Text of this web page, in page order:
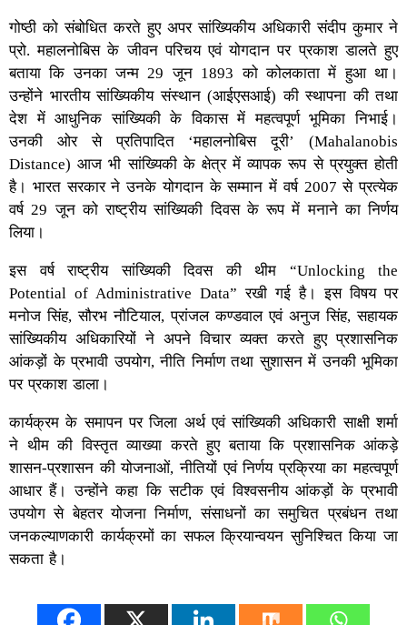
गोष्ठी को संबोधित करते हुए अपर सांख्यिकीय अधिकारी संदीप कुमार ने
प्रो. महालनोबिस के जीवन परिचय एवं योगदान पर प्रकाश डालते हुए
बताया कि उनका जन्म 29 जून 1893 को कोलकाता में हुआ था।
उन्होंने भारतीय सांख्यिकीय संस्थान (आईएसआई) की स्थापना की तथा
देश में आधुनिक सांख्यिकी के विकास में महत्वपूर्ण भूमिका निभाई।
उनकी ओर से प्रतिपादित ‘महालनोबिस दूरी’ (Mahalanobis
Distance) आज भी सांख्यिकी के क्षेत्र में व्यापक रूप से प्रयुक्त होती
है। भारत सरकार ने उनके योगदान के सम्मान में वर्ष 2007 से प्रत्येक
वर्ष 29 जून को राष्ट्रीय सांख्यिकी दिवस के रूप में मनाने का निर्णय
लिया।
इस वर्ष राष्ट्रीय सांख्यिकी दिवस की थीम “Unlocking the
Potential of Administrative Data” रखी गई है। इस विषय पर
मनोज सिंह, सौरभ नौटियाल, प्रांजल कण्डवाल एवं अनुज सिंह, सहायक
सांख्यिकीय अधिकारियों ने अपने विचार व्यक्त करते हुए प्रशासनिक
आंकड़ों के प्रभावी उपयोग, नीति निर्माण तथा सुशासन में उनकी भूमिका
पर प्रकाश डाला।
कार्यक्रम के समापन पर जिला अर्थ एवं सांख्यिकी अधिकारी साक्षी शर्मा
ने थीम की विस्तृत व्याख्या करते हुए बताया कि प्रशासनिक आंकड़े
शासन-प्रशासन की योजनाओं, नीतियों एवं निर्णय प्रक्रिया का महत्वपूर्ण
आधार हैं। उन्होंने कहा कि सटीक एवं विश्वसनीय आंकड़ों के प्रभावी
उपयोग से बेहतर योजना निर्माण, संसाधनों का समुचित प्रबंधन तथा
जनकल्याणकारी कार्यक्रमों का सफल क्रियान्वयन सुनिश्चित किया जा
सकता है।